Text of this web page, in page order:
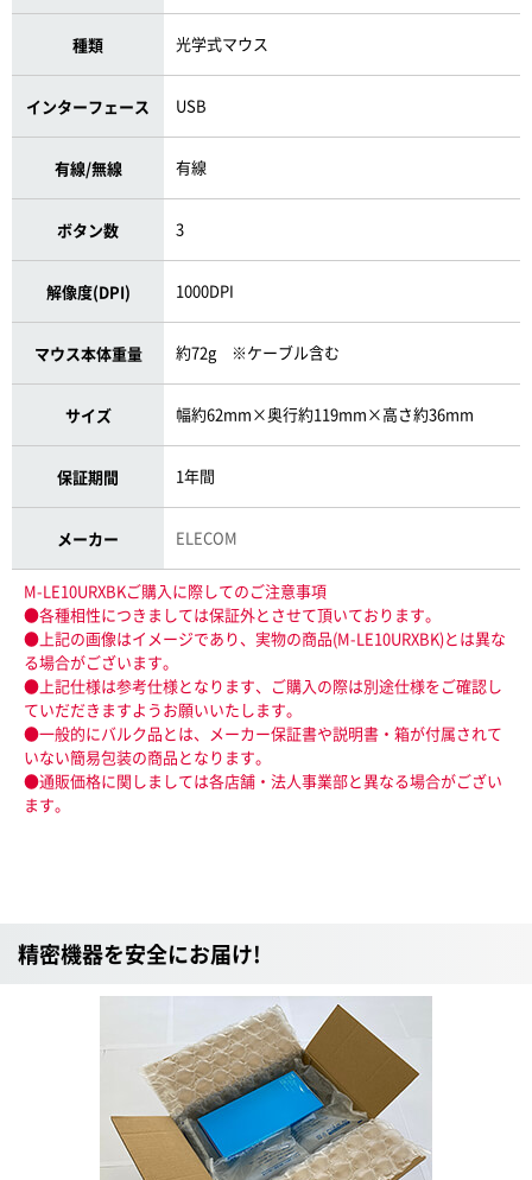
種類 光学式マウス
インターフェース USB
有線/無線 有線
ボタン数 3
解像度(DPI) 1000DPI
マウス本体重量 約72g ※ケーブル含む
サイズ 幅約62mm×奥行約119mm×高さ約36mm
保証期間 1年間
メーカー ELECOM
M-LE10URXBKご購入に際してのご注意事項
●各種相性につきましては保証外とさせて頂いております。
●上記の画像はイメージであり、実物の商品(M-LE10URXBK)とは異な
る場合がございます。
●上記仕様は参考仕様となります、ご購入の際は別途仕様をご確認し
ていだだきますようお願いいたします。
●一般的にバルク品とは、メーカー保証書や説明書・箱が付属されて
いない簡易包装の商品となります。
●通販価格に関しましては各店舗・法人事業部と異なる場合がござい
ます。
精密機器を安全にお届け!